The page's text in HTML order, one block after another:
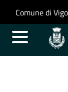
Salta al
Skip to
Comune di